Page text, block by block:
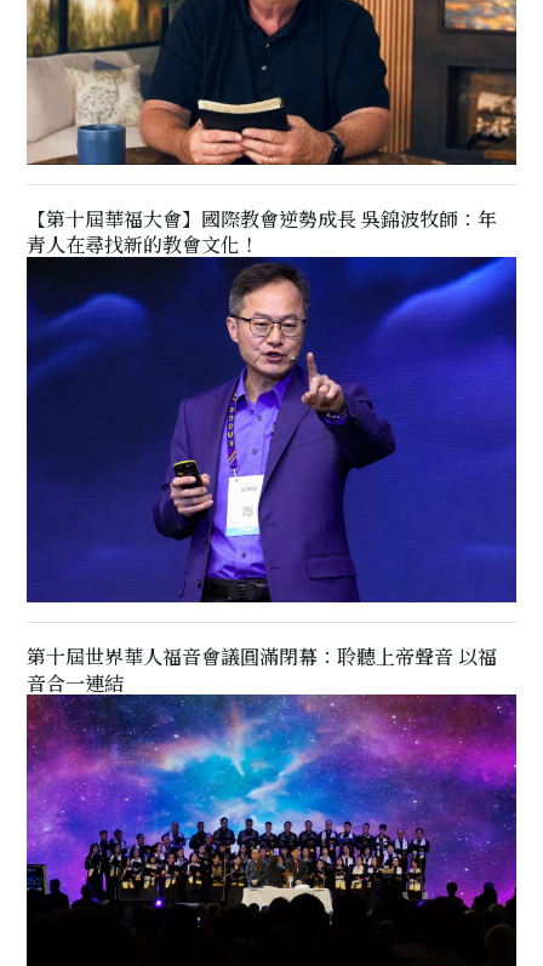
【第十屆華福大會】國際教會逆勢成長 吳錦波牧師：年
青人在尋找新的教會文化！
第十屆世界華人福音會議圓滿閉幕：聆聽上帝聲音 以福
音合一連結